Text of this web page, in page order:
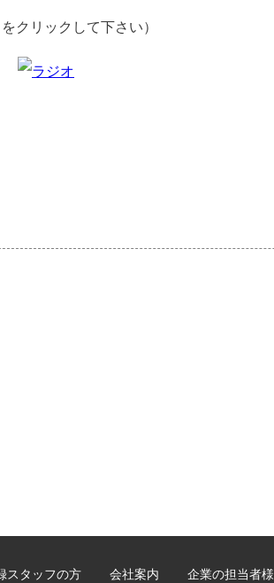
クリックして下さい）
スタッフの方 会社案内 企業の担当者様